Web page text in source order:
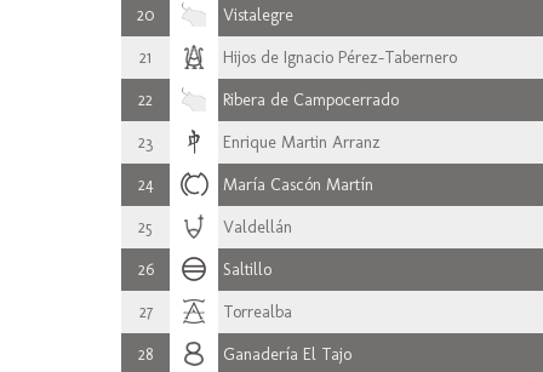
20 Vistalegre
21 Hijos de Ignacio Pérez-Tabernero
22 Ribera de Campocerrado
23 Enrique Martin Arranz
24 María Cascón Martín
25 Valdellán
26 Saltillo
27 Torrealba
28 Ganadería El Tajo